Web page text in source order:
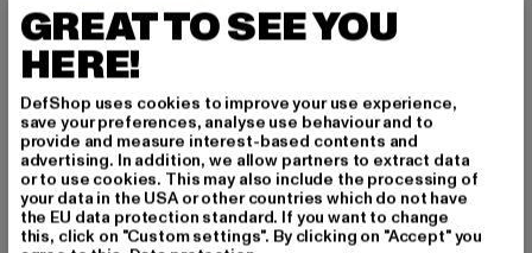
URBAN CLASSICS
Cargo
44,99 EUR
Derzeitiger Preis: 44,99 EUR
59,99 EURAktionspreis: 59,99 EUR
URBAN CLASSICS
Zip Hoody
37,79 EUR
Derzeitiger Preis: 37,79 EUR
59,99 EURAktionspreis:
GREAT TO SEE YOU
HERE!
DefShop uses cookies to improve your use experience,
save your preferences, analyse use behaviour and to
provide and measure interest-based contents and
advertising. In addition, we allow partners to extract data
or to use cookies. This may also include the processing of
your data in the USA or other countries which do not have
the EU data protection standard. If you want to change
this, click on "Custom settings". By clicking on "Accept" you